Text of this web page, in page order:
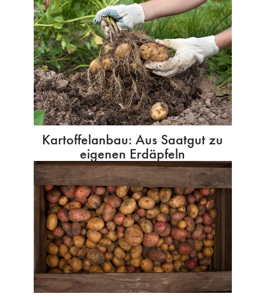
Kartoffelanbau: Aus Saatgut zu
eigenen Erdäpfeln